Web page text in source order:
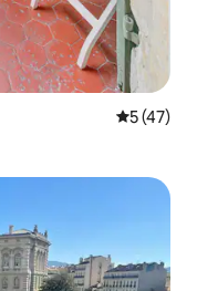
औसत रेटिंग
5 (47)